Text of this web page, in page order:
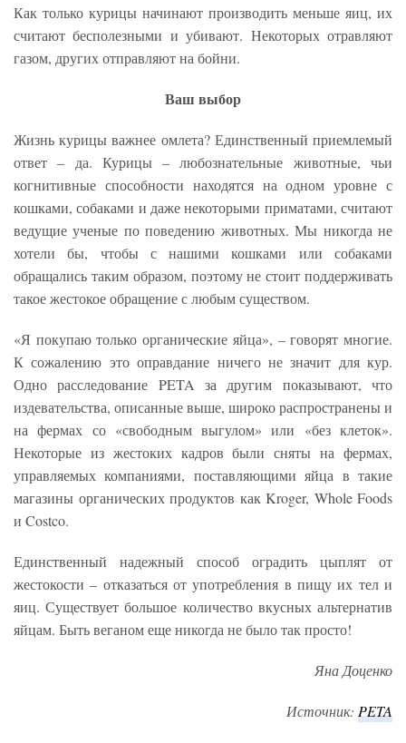
Как только курицы начинают производить меньше яиц, их
считают бесполезными и убивают. Некоторых отравляют
газом, других отправляют на бойни.
Ваш выбор
Жизнь курицы важнее омлета? Единственный приемлемый
ответ – да. Курицы – любознательные животные, чьи
когнитивные способности находятся на одном уровне с
кошками, собаками и даже некоторыми приматами, считают
ведущие ученые по поведению животных. Мы никогда не
хотели бы, чтобы с нашими кошками или собаками
обращались таким образом, поэтому не стоит поддерживать
такое жестокое обращение с любым существом.
«Я покупаю только органические яйца», – говорят многие.
К сожалению это оправдание ничего не значит для кур.
Одно расследование PETA за другим показывают, что
издевательства, описанные выше, широко распространены и
на фермах со «свободным выгулом» или «без клеток».
Некоторые из жестоких кадров были сняты на фермах,
управляемых компаниями, поставляющими яйца в такие
магазины органических продуктов как Kroger, Whole Foods
и Costco.
Единственный надежный способ оградить цыплят от
жестокости – отказаться от употребления в пищу их тел и
яиц. Существует большое количество вкусных альтернатив
яйцам. Быть веганом еще никогда не было так просто!
Яна Доценко
Источник: PETA